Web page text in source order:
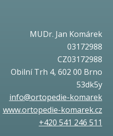
MUDr. Jan Komárek
03172988
CZ03172988
Obilní Trh 4, 602 00 Brno
53dk5y
info@ortopedie-komarek
www.ortopedie-komarek.cz
+420 541 246 511